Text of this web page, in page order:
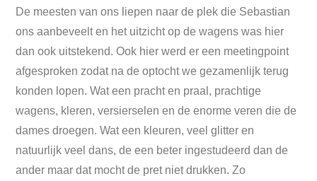
De meesten van ons liepen naar de plek die Sebastian
ons aanbeveelt en het uitzicht op de wagens was hier
dan ook uitstekend. Ook hier werd er een meetingpoint
afgesproken zodat na de optocht we gezamenlijk terug
konden lopen. Wat een pracht en praal, prachtige
wagens, kleren, versierselen en de enorme veren die de
dames droegen. Wat een kleuren, veel glitter en
natuurlijk veel dans, de een beter ingestudeerd dan de
ander maar dat mocht de pret niet drukken. Zo